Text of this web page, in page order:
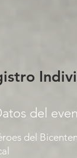
del
del